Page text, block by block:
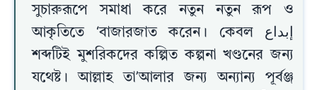
সুচারুরূপে সমাধা করে নতুন নতুন রূপ ও
আকৃতিতে ‘বাজারজাত করেন। কেবল إبداع
শব্দটিই মুশরিকদের কল্পিত কল্পনা খণ্ডনের জন্য
যথেষ্ট। আল্লাহ তা’আলার জন্য অন্যান্য পূর্বঞ্জ